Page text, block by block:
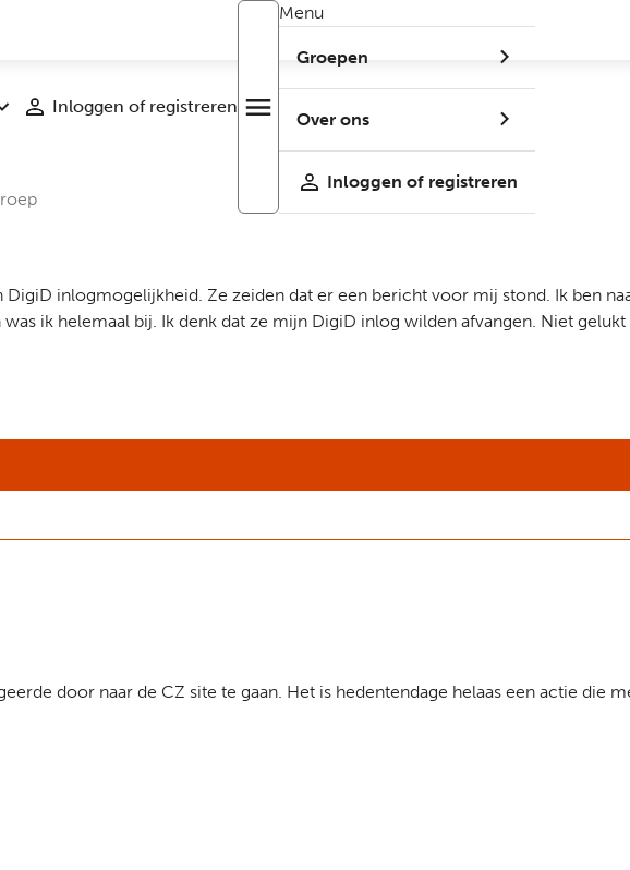
SubmenuInloggen of registreren Open
Menu
Groepen
Groepen
Over ons
Over
Inloggen of registreren
inlogmogelijkheid. Ze zeiden dat er een bericht voor mij stond. Ik ben
ik helemaal bij. Ik denk dat ze mijn DigiD inlog wilden afvangen. Niet gelukt
door naar de CZ site te gaan. Het is hedentendage helaas een actie die